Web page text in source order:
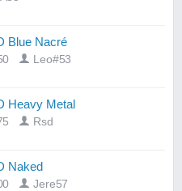
Blue Nacré
Leo#53
Heavy Metal
Rsd
Naked
Jere57